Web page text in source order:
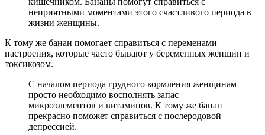
неприятными моментами этого счастливого периода в
жизни женщины.
К тому же банан помогает справиться с переменами
настроения, которые часто бывают у беременных женщин и
токсикозом.
С началом периода грудного кормления женщинам
просто необходимо восполнять запас
микроэлементов и витаминов. К тому же банан
прекрасно поможет справиться с послеродовой
депрессией.